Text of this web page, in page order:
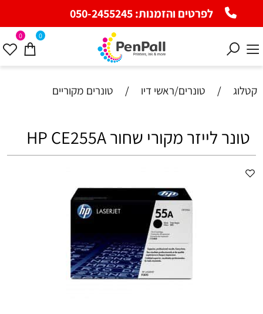
לפרטים והזמנות:050-2455245
0 0
קטלוג / טונרים/ראשי דיו / טונרים מקוריים
טונר לייזר מקורי שחור HP CE255A